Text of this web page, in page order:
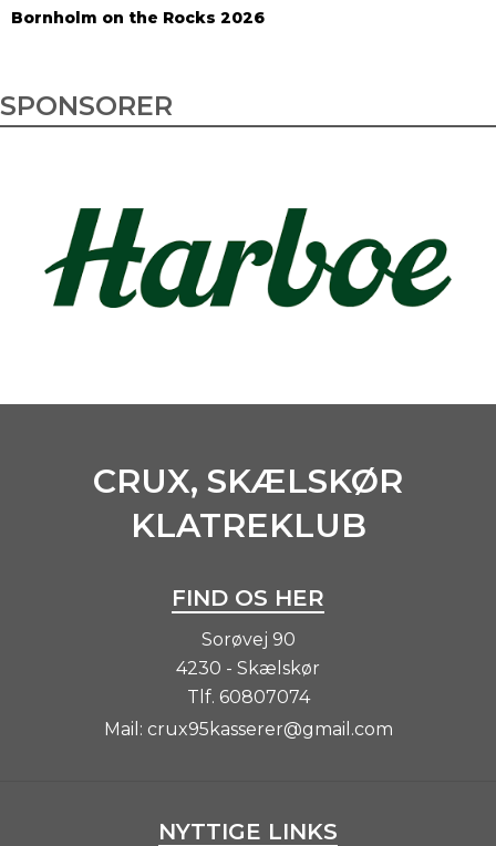
Bornholm on the Rocks 2026
SPONSORER
CRUX, SKÆLSKØR
KLATREKLUB
FIND OS HER
Sorøvej 90
4230 - Skælskør
Tlf. 60807074
Mail: crux95kasserer@gmail.com
NYTTIGE LINKS